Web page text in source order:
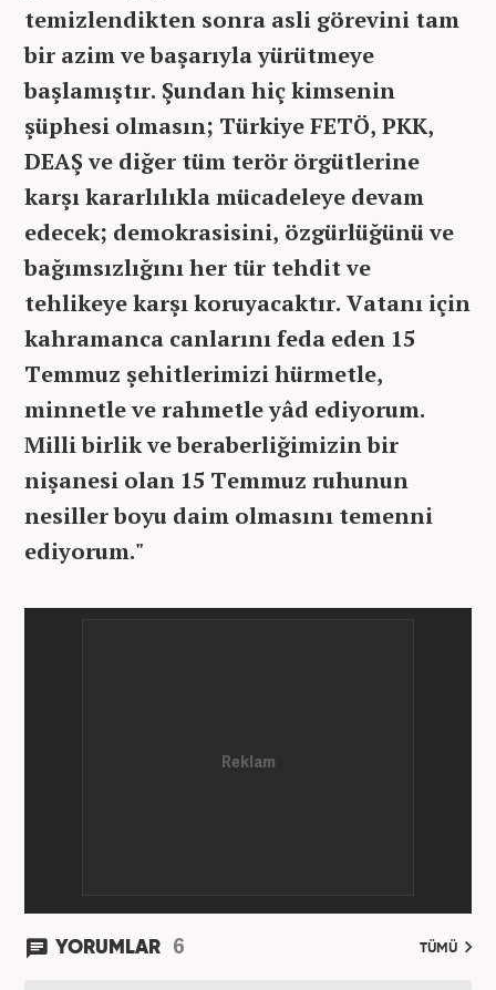
temizlendikten sonra asli görevini tam
bir azim ve başarıyla yürütmeye
başlamıştır. Şundan hiç kimsenin
şüphesi olmasın; Türkiye FETÖ, PKK,
DEAŞ ve diğer tüm terör örgütlerine
karşı kararlılıkla mücadeleye devam
edecek; demokrasisini, özgürlüğünü ve
bağımsızlığını her tür tehdit ve
tehlikeye karşı koruyacaktır. Vatanı için
kahramanca canlarını feda eden 15
Temmuz şehitlerimizi hürmetle,
minnetle ve rahmetle yâd ediyorum.
Milli birlik ve beraberliğimizin bir
nişanesi olan 15 Temmuz ruhunun
nesiller boyu daim olmasını temenni
ediyorum."
YORUMLAR 6 TÜMÜ